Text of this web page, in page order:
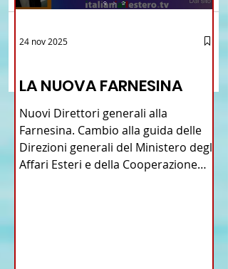
Brasile La Storia del
Scrivi un commento...
LA NUOVA FARNESINA
Nuovi Direttori generali alla
Farnesina. Cambio alla guida delle
Direzioni generali del Ministero degli
Affari Esteri e della Cooperazione
24 nov 2025